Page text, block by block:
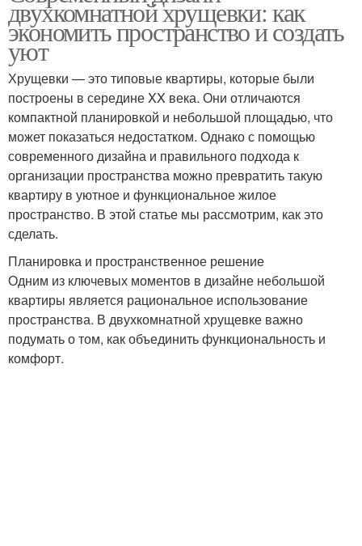
двухкомнатной хрущевки: как
экономить пространство и создать
уют
Хрущевки — это типовые квартиры, которые были
построены в середине XX века. Они отличаются
компактной планировкой и небольшой площадью, что
может показаться недостатком. Однако с помощью
современного дизайна и правильного подхода к
организации пространства можно превратить такую
квартиру в уютное и функциональное жилое
пространство. В этой статье мы рассмотрим, как это
сделать.
Планировка и пространственное решение
Одним из ключевых моментов в дизайне небольшой
квартиры является рациональное использование
пространства. В двухкомнатной хрущевке важно
подумать о том, как объединить функциональность и
комфорт.